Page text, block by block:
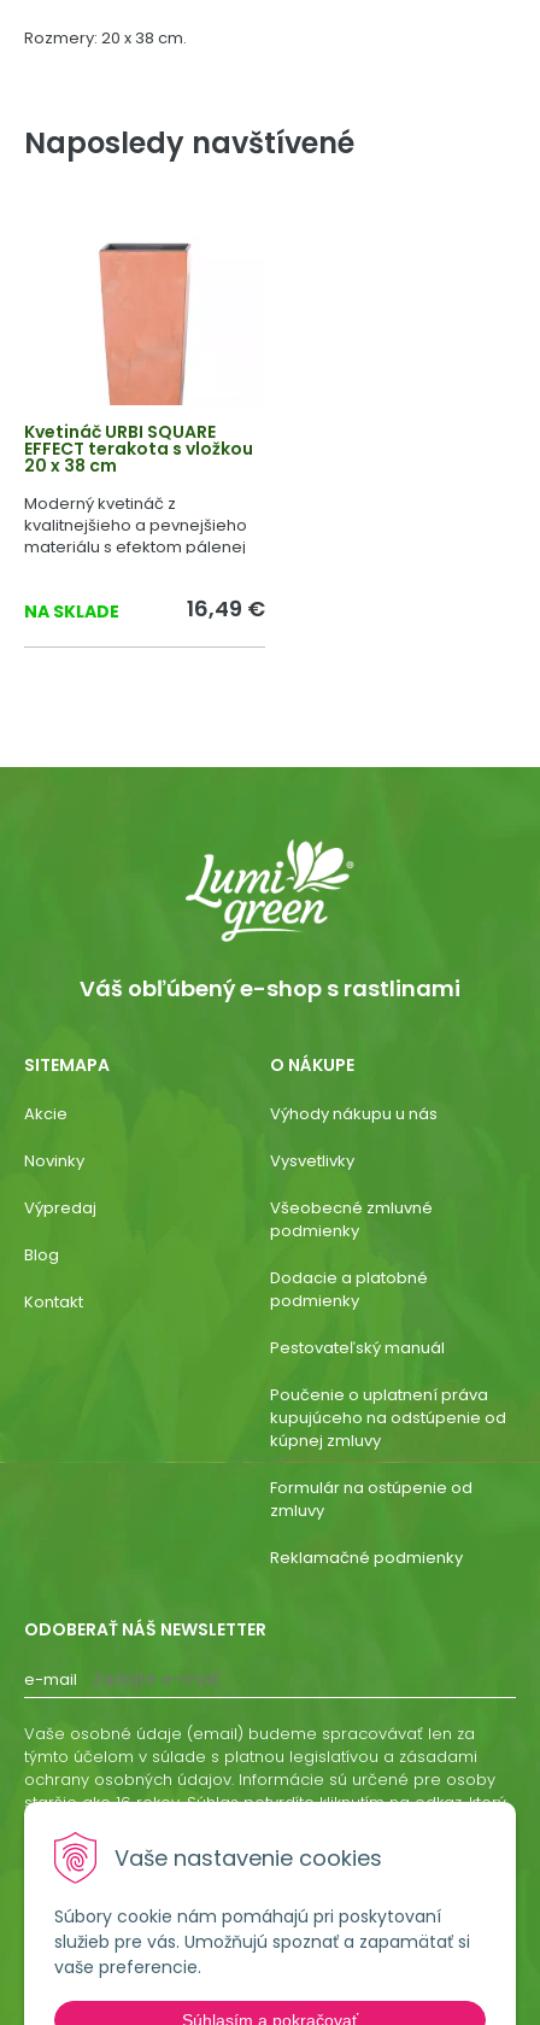
Vaše nastavenie cookies
Súbory cookie nám pomáhajú pri poskytovaní
služieb pre vás. Umožňujú spoznať a zapamätať si
vaše preferencie.
Súhlasím a pokračovať
Rozmery: 20 x 38 cm.
Naposledy navštívené
Kvetináč URBI SQUARE
EFFECT terakota s vložkou
20 x 38 cm
Moderný kvetináč z
kvalitnejšieho a pevnejšieho
materiálu s efektom pálenej
NA SKLADE 16,49 €
Lumigreen, s.r.o.
Váš obľúbený e-shop s rastlinami
SITEMAPA
Akcie
Novinky
Výpredaj
Blog
Kontakt
O NÁKUPE
Výhody nákupu u nás
Vysvetlivky
Všeobecné zmluvné
podmienky
Dodacie a platobné
podmienky
Pestovateľský manuál
Poučenie o uplatnení práva
kupujúceho na odstúpenie od
kúpnej zmluvy
Formulár na ostúpenie od
zmluvy
Reklamačné podmienky
ODOBERAŤ NÁŠ NEWSLETTER
e-mail
ODOBERAŤ
Vaše osobné údaje (email) budeme spracovávať len za
týmto účelom v súlade s platnou legislatívou a zásadami
ochrany osobných údajov. Informácie sú určené pre osoby
staršie ako 16 rokov. Súhlas potvrdíte kliknutím na odkaz, ktorý
odvolať písomne, emailom alebo kliknutím na odkaz z
ktoréhokoľvek informačného emailu.